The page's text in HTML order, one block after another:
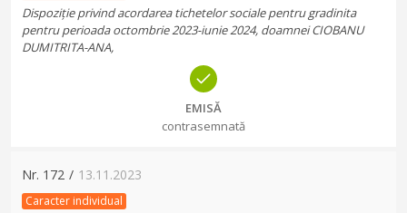
Dispoziție privind acordarea tichetelor sociale pentru gradinita
pentru perioada octombrie 2023-iunie 2024, doamnei CIOBANU
DUMITRITA-ANA,
EMISĂ
contrasemnată
Nr. 172 / 13.11.2023
Caracter individual